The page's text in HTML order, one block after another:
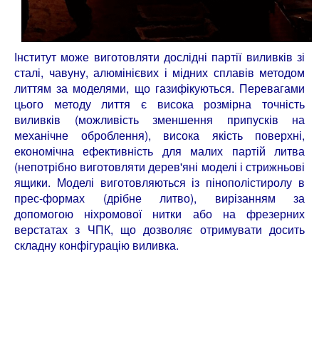
Інститут може виготовляти дослідні партії виливків зі
сталі, чавуну, алюмінієвих і мідних сплавів методом
литтям за моделями, що газифікуються. Перевагами
цього методу лиття є висока розмірна точність
виливків (можливість зменшення припусків на
механічне оброблення), висока якість поверхні,
економічна ефективність для малих партій литва
(непотрібно виготовляти дерев'яні моделі і стрижньові
ящики. Моделі виготовляються із пінополістиролу в
прес-формах (дрібне литво), вирізанням за
допомогою ніхромової нитки або на фрезерних
верстатах з ЧПК, що дозволяє отримувати досить
складну конфігурацію виливка.